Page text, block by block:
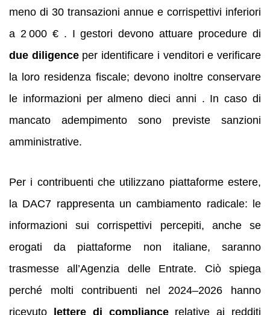
meno di 30 transazioni annue e corrispettivi inferiori
a 2 000 € . I gestori devono attuare procedure di
due diligenceper identificare i venditori e verificare
la loro residenza fiscale; devono inoltre conservare
le informazioni per almeno dieci anni . In caso di
mancato adempimento sono previste sanzioni
amministrative.
Per i contribuenti che utilizzano piattaforme estere,
la DAC7 rappresenta un cambiamento radicale: le
informazioni sui corrispettivi percepiti, anche se
erogati da piattaforme non italiane, saranno
trasmesse all’Agenzia delle Entrate. Ciò spiega
perché molti contribuenti nel 2024–2026 hanno
ricevuto
lettere di compliancerelative ai redditi